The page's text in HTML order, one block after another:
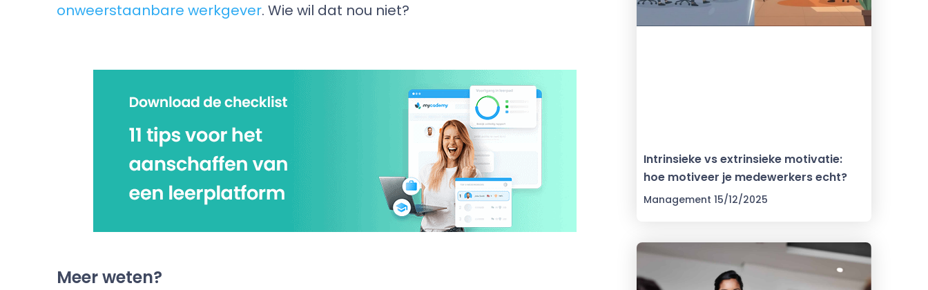
onweerstaanbare werkgever. Wie wil dat nou niet?
Meer weten?
Intrinsieke vs extrinsieke motivatie:
hoe motiveer je medewerkers echt?
Management 15/12/2025